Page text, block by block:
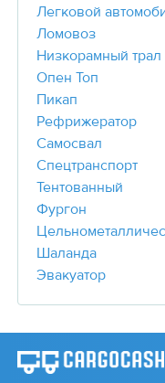
Легковой
Ломовоз
Низкорамный трал
Опен Топ
Пикап
Рефрижератор
Самосвал
Спецтранспорт
Тентованный
Фургон
Шаланда
Эвакуатор